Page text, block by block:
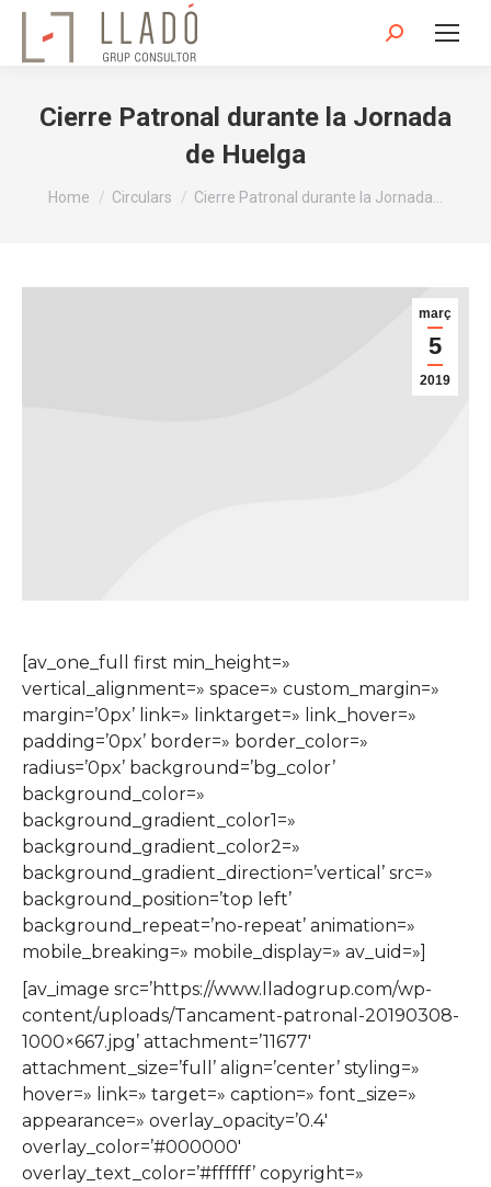
Search:
Cierre Patronal durante la Jornada
de Huelga
You are here:
Home Circulars Cierre Patronal durante la Jornada…
març
5
2019
[av_one_full first min_height=»
vertical_alignment=» space=» custom_margin=»
margin=’0px’ link=» linktarget=» link_hover=»
padding=’0px’ border=» border_color=»
radius=’0px’ background=’bg_color’
background_color=»
background_gradient_color1=»
background_gradient_color2=»
background_gradient_direction=’vertical’ src=»
background_position=’top left’
background_repeat=’no-repeat’ animation=»
mobile_breaking=» mobile_display=» av_uid=»]
[av_image src=’https://www.lladogrup.com/wp-
content/uploads/Tancament-patronal-20190308-
1000×667.jpg’ attachment=’11677′
attachment_size=’full’ align=’center’ styling=»
hover=» link=» target=» caption=» font_size=»
appearance=» overlay_opacity=’0.4′
overlay_color=’#000000′
overlay_text_color=’#ffffff’ copyright=»